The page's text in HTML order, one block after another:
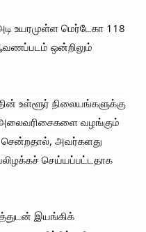
உயரமுள்ள மெர்டேகா 118
ஆவணப்படம் ஒன்றிலும்
உள்ளூர் நிலையங்களுக்கு
வழங்கும்
சென்றதால், அவர்களது
செய்யப்பட்டதாக
இயங்கிக்